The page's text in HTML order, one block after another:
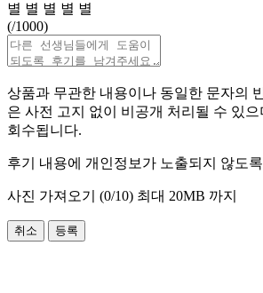
별 별 별 별 별
(/1000)
상품과 무관한 내용이나 동일한 문자의
은 사전 고지 없이 비공개 처리될 수 있
회수됩니다.
후기 내용에 개인정보가 노출되지 않도
사진 가져오기 (0/10) 최대 20MB 까지
취소 등록